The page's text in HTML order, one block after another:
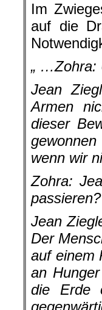
Im
auf die
„ …Zohra:
Jean
Armen
dieser
wenn wir
Zohra:
passieren?
Jean
Der
auf einem
an
die Erde